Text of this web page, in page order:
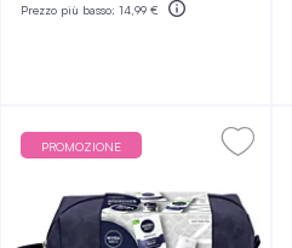
Prezzo più basso: 14,99 €
PROMOZIONE